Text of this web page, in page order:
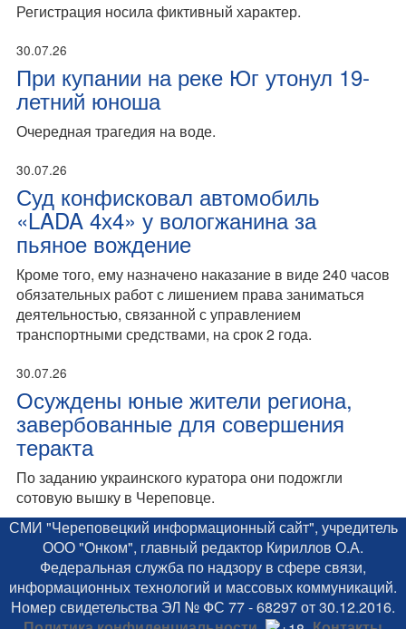
Регистрация носила фиктивный характер.
30.07.26
При купании на реке Юг утонул 19-
летний юноша
Очередная трагедия на воде.
30.07.26
Суд конфисковал автомобиль
«LADA 4х4» у вологжанина за
пьяное вождение
Кроме того, ему назначено наказание в виде 240 часов
обязательных работ с лишением права заниматься
деятельностью, связанной с управлением
транспортными средствами, на срок 2 года.
30.07.26
Осуждены юные жители региона,
завербованные для совершения
теракта
По заданию украинского куратора они подожгли
сотовую вышку в Череповце.
СМИ "Череповецкий информационный сайт", учредитель
ООО "Онком", главный редактор Кириллов О.А.
Федеральная служба по надзору в сфере связи,
информационных технологий и массовых коммуникаций.
Номер свидетельства ЭЛ № ФС 77 - 68297 от 30.12.2016.